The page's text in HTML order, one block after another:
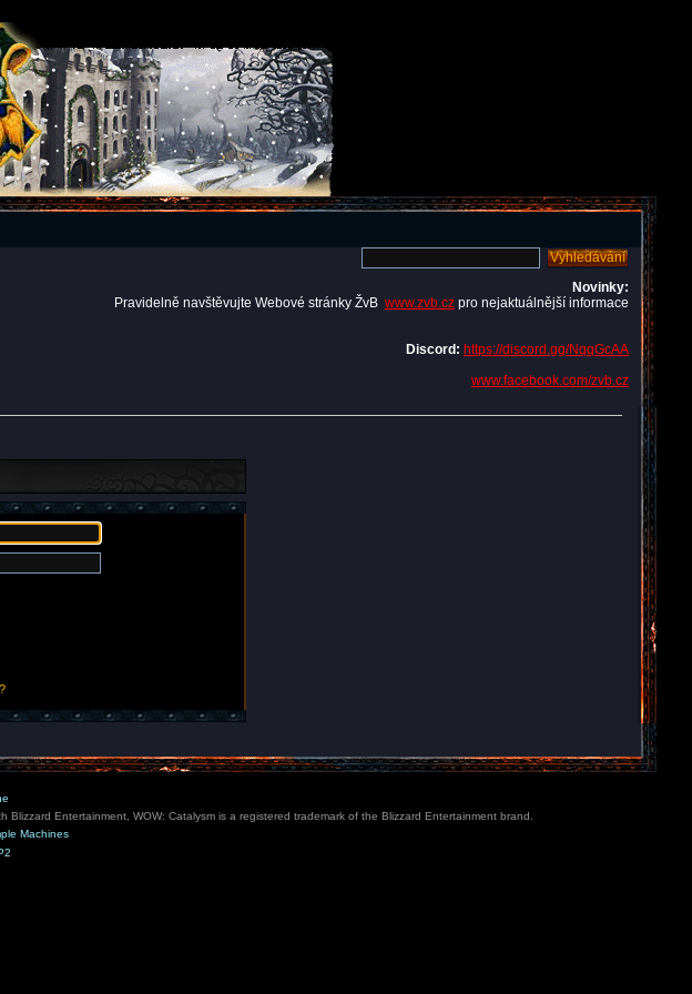
Novinky:
Pravidelně navštěvujte Webové stránky ŽvB www.zvb.cz pro nejaktuálnější informace
Discord: https://discord.gg/NqqGcAA
www.facebook.com/zvb.cz
Entertainment, WOW: Catalysm is a registered trademark of the Blizzard Entertainment brand.
Machines